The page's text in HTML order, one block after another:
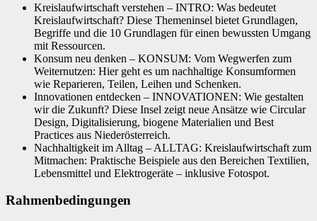
Kreislaufwirtschaft verstehen – INTRO: Was bedeutet
Kreislaufwirtschaft? Diese Themeninsel bietet Grundlagen,
Begriffe und die 10 Grundlagen für einen bewussten Umgang
mit Ressourcen.
Konsum neu denken – KONSUM: Vom Wegwerfen zum
Weiternutzen: Hier geht es um nachhaltige Konsumformen
wie Reparieren, Teilen, Leihen und Schenken.
Innovationen entdecken – INNOVATIONEN: Wie gestalten
wir die Zukunft? Diese Insel zeigt neue Ansätze wie Circular
Design, Digitalisierung, biogene Materialien und Best
Practices aus Niederösterreich.
Nachhaltigkeit im Alltag – ALLTAG: Kreislaufwirtschaft zum
Mitmachen: Praktische Beispiele aus den Bereichen Textilien,
Lebensmittel und Elektrogeräte – inklusive Fotospot.
Rahmenbedingungen